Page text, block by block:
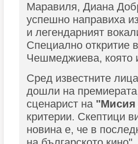
Маравиля, Диана
успешно направиха
и легендарният
Специално откритие
Чешмеджиева, която
Сред известните
дошли на
сценарист на "Мисия
критерии. Скептици
новина е, че в